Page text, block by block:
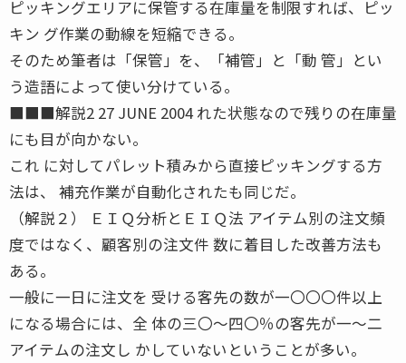
ピッキングエリアに保管する在庫量を制限すれば、ピッ
キン グ作業の動線を短縮できる。
そのため筆者は「保管」を、「補管」と「動 管」とい
う造語によって使い分けている。
■■■解説2 27 JUNE 2004 れた状態なので残りの在庫量
にも目が向かない。
これ に対してパレット積みから直接ピッキングする方
法は、 補充作業が自動化されたも同じだ。
（解説２） ＥＩＱ分析とＥＩＱ法 アイテム別の注文頻
度ではなく、顧客別の注文件 数に着目した改善方法も
ある。
一般に一日に注文を 受ける客先の数が一〇〇〇件以上
になる場合には、全 体の三〇〜四〇％の客先が一〜二
アイテムの注文し かしていないということが多い。